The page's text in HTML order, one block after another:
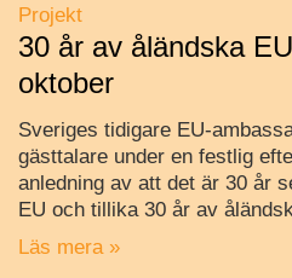
Projekt
30 år av åländska
oktober
Sveriges tidigare EU-
gästtalare under en festlig
anledning av att det är 30 år
EU och tillika 30 år av
Läs mera »